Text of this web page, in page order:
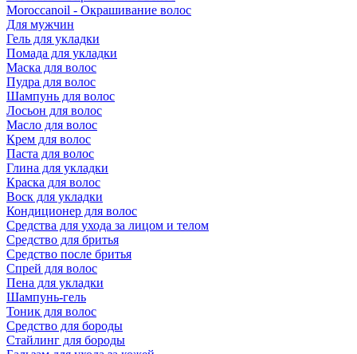
Moroccanoil - Окрашивание волос
Для мужчин
Гель для укладки
Помада для укладки
Маска для волос
Пудра для волос
Шампунь для волос
Лосьон для волос
Масло для волос
Крем для волос
Паста для волос
Глина для укладки
Краска для волос
Воск для укладки
Кондиционер для волос
Средства для ухода за лицом и телом
Средство для бритья
Средство после бритья
Спрей для волос
Пена для укладки
Шампунь-гель
Тоник для волос
Средство для бороды
Стайлинг для бороды